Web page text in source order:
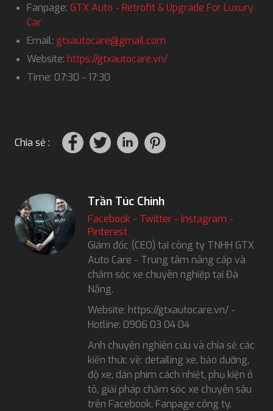
Fanpage: GTX Auto - Retrofit & Upgrade For Luxury
Car
Email: gtxautocare@gmail.com
Website: https://gtxautocare.vn/
Time: 07:30 - 17:30
Chia sẻ :
Trần Túc Chinh
Facebook - Twitter - Instagram -
Pinterest
Giám đốc (CEO) tại công ty TNHH GTX
Auto Care - Trung tâm nâng cấp và
chăm sóc xe chuyên nghiệp tại Đà
Nẵng.
Website: https://gtxautocare.vn/ -
Hotline: 0906 03 04 04
Anh chuyên nghiên cứu và chia sẻ các
kiến thức về: detailing xe, bảo dưỡng,
độ xe, dán phim cách nhiệt, phụ kiện ô
tô, giải pháp chăm sóc xe chuyên sâu
trên Facebook, Fanpage công ty.